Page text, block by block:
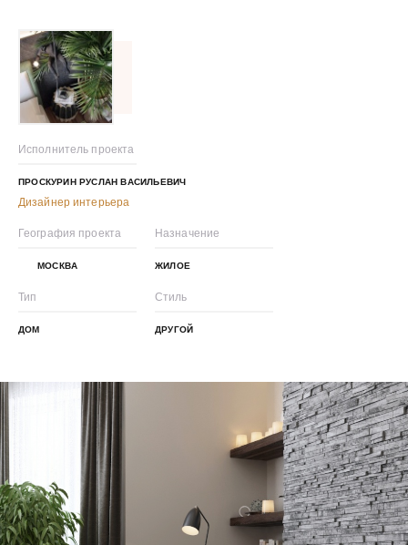
Исполнитель проекта
ПРОСКУРИН РУСЛАН ВАСИЛЬЕВИЧ
Дизайнер интерьера
География проекта
МОСКВА
Назначение
ЖИЛОЕ
Тип
ДОМ
Стиль
ДРУГОЙ